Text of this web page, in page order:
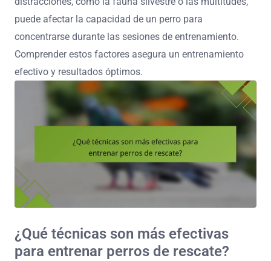
puede afectar la capacidad de un perro para
concentrarse durante las sesiones de entrenamiento.
Comprender estos factores asegura un entrenamiento
efectivo y resultados óptimos.
¿Qué técnicas son más efectivas
para entrenar perros de rescate?